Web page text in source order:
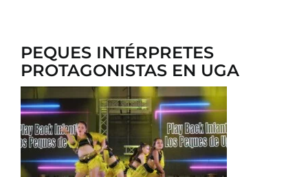
PEQUES INTÉRPRETES
PROTAGONISTAS EN UGA